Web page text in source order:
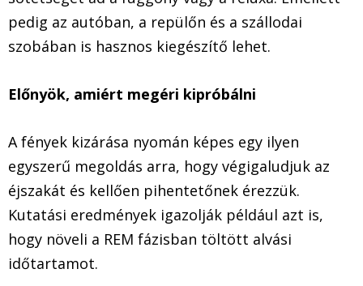
pedig az autóban, a repülőn és a szállodai
szobában is hasznos kiegészítő lehet.
Előnyök, amiért megéri kipróbálni
A fények kizárása nyomán képes egy ilyen
egyszerű megoldás arra, hogy végigaludjuk az
éjszakát és kellően pihentetőnek érezzük.
Kutatási eredmények igazolják például azt is,
hogy növeli a REM fázisban töltött alvási
időtartamot.